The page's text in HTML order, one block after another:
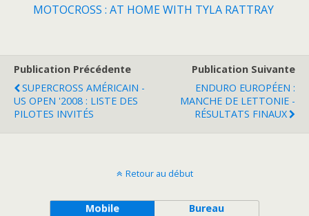
MOTOCROSS : AT HOME WITH TYLA RATTRAY
Publication Précédente
SUPERCROSS AMÉRICAIN -
US OPEN '2008 : LISTE DES
PILOTES INVITÉS
Publication Suivante
ENDURO EUROPÉEN :
MANCHE DE LETTONIE -
RÉSULTATS FINAUX
Retour au début
Mobile Bureau